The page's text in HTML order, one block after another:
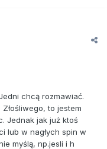
chcą rozmawiać.
to jestem
Jednak jak już ktoś
lub w nagłych spin w
myślą, np.jesli i h